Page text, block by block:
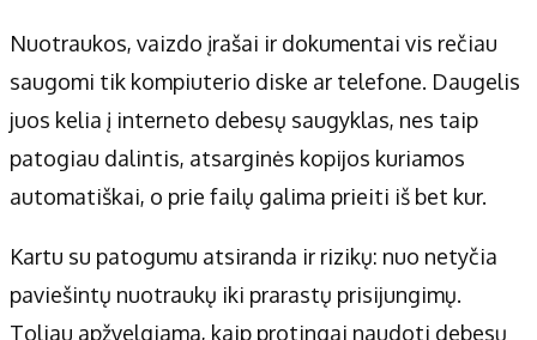
Nuotraukos, vaizdo įrašai ir dokumentai vis rečiau
saugomi tik kompiuterio diske ar telefone. Daugelis
juos kelia į interneto debesų saugyklas, nes taip
patogiau dalintis, atsarginės kopijos kuriamos
automatiškai, o prie failų galima prieiti iš bet kur.
Kartu su patogumu atsiranda ir rizikų: nuo netyčia
paviešintų nuotraukų iki prarastų prisijungimų.
Toliau apžvelgiama, kaip protingai naudoti debesų